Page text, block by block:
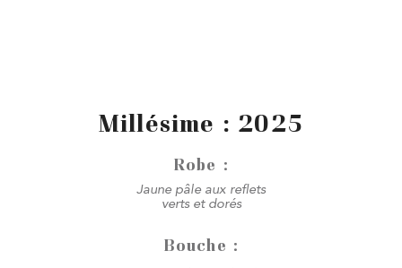
Millésime : 2025
Robe :
Jaune pâle aux reflets
verts et dorés
Bouche :